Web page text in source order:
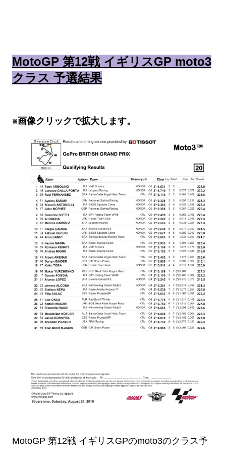
MotoGP 第12戦 イギリスGP moto3
クラス 予選結果
※画像クリックで拡大します。
MotoGP 第12戦 イギリスGPのmoto3のクラス予